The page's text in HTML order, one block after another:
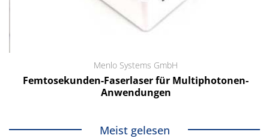
Menlo Systems GmbH
Femtosekunden-Faserlaser für Multiphotonen-
Anwendungen
Meist gelesen